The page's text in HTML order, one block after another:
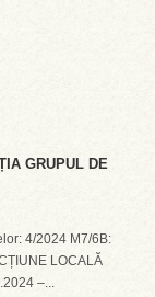
GRUPUL DE
4/2024 M7/6B:
LOCALĂ
–...